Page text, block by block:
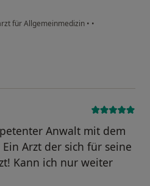
für Allgemeinmedizin • •
Anwalt mit dem
Arzt der sich für seine
Kann ich nur weiter